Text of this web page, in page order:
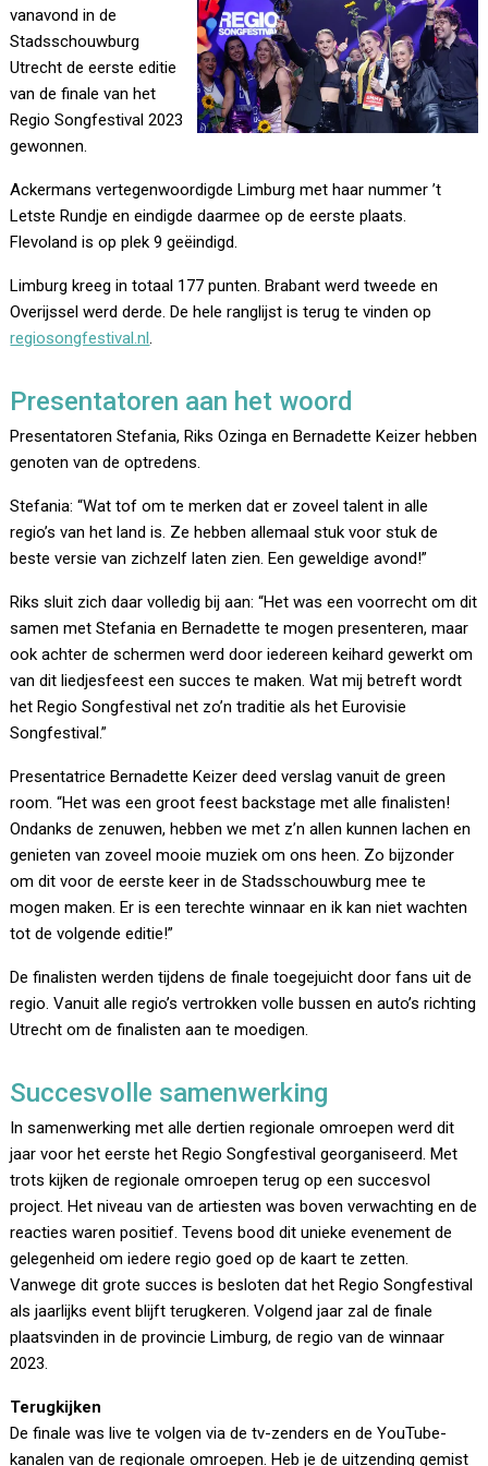
vanavond in de
Stadsschouwburg
Utrecht de eerste editie
van de finale van het
Regio Songfestival 2023
gewonnen.
Ackermans vertegenwoordigde Limburg met haar nummer ’t
Letste Rundje en eindigde daarmee op de eerste plaats.
Flevoland is op plek 9 geëindigd.
Limburg kreeg in totaal 177 punten. Brabant werd tweede en
Overijssel werd derde. De hele ranglijst is terug te vinden op
regiosongfestival.nl.
Presentatoren aan het woord
Presentatoren Stefania, Riks Ozinga en Bernadette Keizer hebben
genoten van de optredens.
Stefania: “Wat tof om te merken dat er zoveel talent in alle
regio’s van het land is. Ze hebben allemaal stuk voor stuk de
beste versie van zichzelf laten zien. Een geweldige avond!”
Riks sluit zich daar volledig bij aan: “Het was een voorrecht om dit
samen met Stefania en Bernadette te mogen presenteren, maar
ook achter de schermen werd door iedereen keihard gewerkt om
van dit liedjesfeest een succes te maken. Wat mij betreft wordt
het Regio Songfestival net zo’n traditie als het Eurovisie
Songfestival.”
Presentatrice Bernadette Keizer deed verslag vanuit de green
room. “Het was een groot feest backstage met alle finalisten!
Ondanks de zenuwen, hebben we met z’n allen kunnen lachen en
genieten van zoveel mooie muziek om ons heen. Zo bijzonder
om dit voor de eerste keer in de Stadsschouwburg mee te
mogen maken. Er is een terechte winnaar en ik kan niet wachten
tot de volgende editie!”
De finalisten werden tijdens de finale toegejuicht door fans uit de
regio. Vanuit alle regio’s vertrokken volle bussen en auto’s richting
Utrecht om de finalisten aan te moedigen.
Succesvolle samenwerking
In samenwerking met alle dertien regionale omroepen werd dit
jaar voor het eerste het Regio Songfestival georganiseerd. Met
trots kijken de regionale omroepen terug op een succesvol
project. Het niveau van de artiesten was boven verwachting en de
reacties waren positief. Tevens bood dit unieke evenement de
gelegenheid om iedere regio goed op de kaart te zetten.
Vanwege dit grote succes is besloten dat het Regio Songfestival
als jaarlijks event blijft terugkeren. Volgend jaar zal de finale
plaatsvinden in de provincie Limburg, de regio van de winnaar
2023.
Terugkijken
De finale was live te volgen via de tv-zenders en de YouTube-
kanalen van de regionale omroepen. Heb je de uitzending gemist